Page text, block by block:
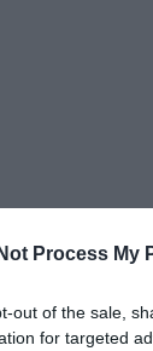
Process My
out of the sale,
for targeted